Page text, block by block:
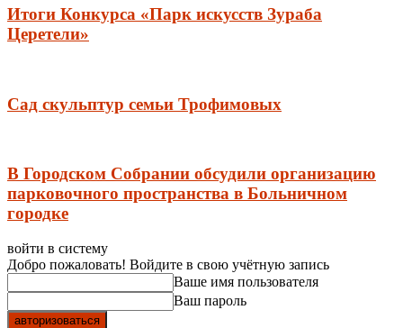
Итоги Конкурса «Парк искусств Зураба
Церетели»
Сад скульптур семьи Трофимовых
В Городском Собрании обсудили организацию
парковочного пространства в Больничном
городке
войти в систему
Добро пожаловать! Войдите в свою учётную запись
Ваше имя пользователя
Ваш пароль